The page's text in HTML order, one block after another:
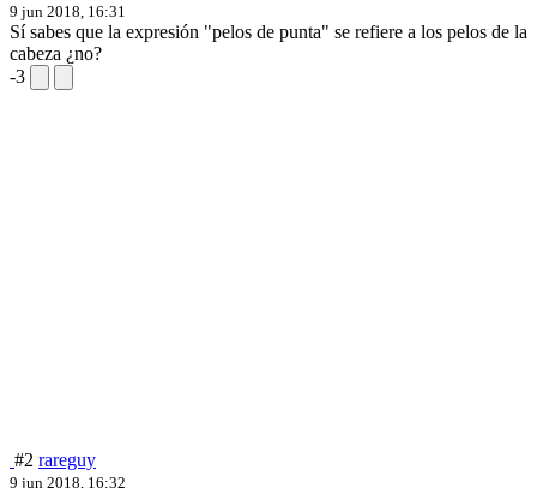
9 jun 2018, 16:31
Sí sabes que la expresión "pelos de punta" se refiere a los pelos de la
cabeza ¿no?
-3
#2 rareguy
9 jun 2018, 16:32